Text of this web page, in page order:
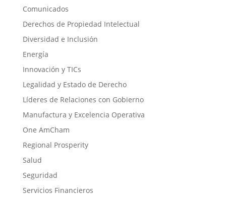
Comunicados
Derechos de Propiedad Intelectual
Diversidad e Inclusión
Energía
Innovación y TICs
Legalidad y Estado de Derecho
Líderes de Relaciones con Gobierno
Manufactura y Excelencia Operativa
One AmCham
Regional Prosperity
Salud
Seguridad
Servicios Financieros